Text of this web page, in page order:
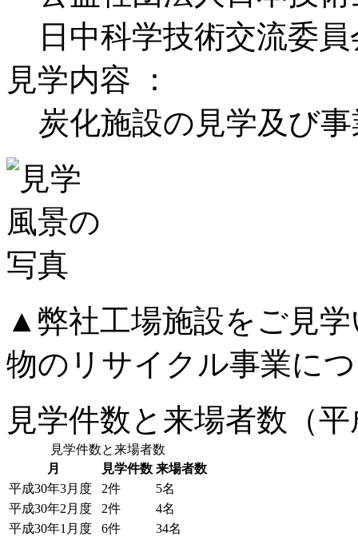
日中科学技術交流委
見学内容 ：
炭化施設の見学及び
▲弊社工場施設をご見
物のリサイクル事業に
見学件数と来場者数（
見学件数と来場者数
月
見学件数 来場者数
平成30年3月度
2件
5名
平成30年2月度
2件
4名
平成30年1月度
6件
34名